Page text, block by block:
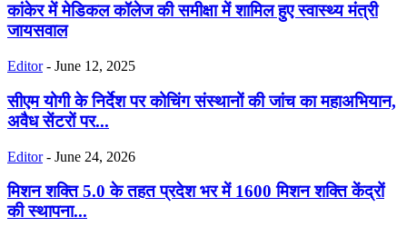
कांकेर में मेडिकल कॉलेज की समीक्षा में शामिल हुए स्वास्थ्य मंत्री
जायसवाल
Editor - June 12, 2025
सीएम योगी के निर्देश पर कोचिंग संस्थानों की जांच का महाअभियान,
अवैध सेंटरों पर...
Editor - June 24, 2026
मिशन शक्ति 5.0 के तहत प्रदेश भर में 1600 मिशन शक्ति केंद्रों
की स्थापना...